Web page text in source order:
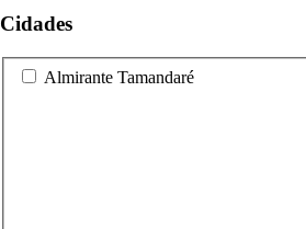
Cidades
Almirante Tamandaré